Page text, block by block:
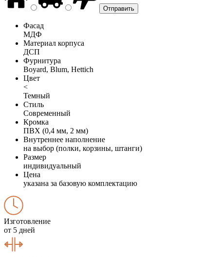
Фасад
МДФ
Материал корпуса
ДСП
Фурнитура
Boyard, Blum, Hettich
Цвет
<
Темный
Стиль
Современный
Кромка
ПВХ (0,4 мм, 2 мм)
Внутреннее наполнение
на выбор (полки, корзины, штанги)
Размер
индивидуальный
Цена
указана за базовую комплектацию
Изготовление
от 5 дней